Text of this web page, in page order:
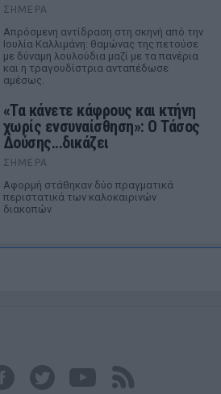
ΣΉΜΕΡΑ
Απρόσμενη αντίδραση στη σκηνή από την
Ιουλία Καλλιμάνη: θαμώνας της πετούσε
με δύναμη λουλούδια μαζί με τα πανέρια
και η τραγουδίστρια ανταπέδωσε
αμέσως.
«Τα κάνετε κάφρους και κτήνη
χωρίς ενσυναίσθηση»: Ο Τάσος
Δούσης...δικάζει
ΣΉΜΕΡΑ
Αφορμή στάθηκαν δύο πραγματικά
περιστατικά των καλοκαιρινών
διακοπών